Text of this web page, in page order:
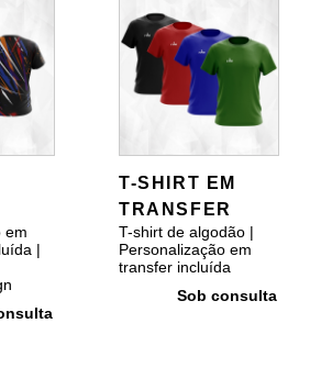
em
|
T-SHIRT EM
TRANSFER
T-shirt de algodão |
Personalização em
transfer incluída
Sob consulta